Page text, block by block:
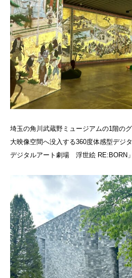
埼玉の角川武蔵野ミュージアムの1階の
大映像空間へ没入する360度体感型デジ
デジタルアート劇場 浮世絵 RE:BORN